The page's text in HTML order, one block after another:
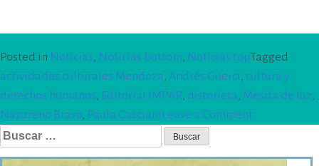
Posted in Noticias, Noticias bottom, Noticias topTagged
actividades culturales Mendoza, Andrés Guerci, cultura y
derechos humanos, Editorial IMPAR, historieta, Mesita de luz,
Nazareno Bravo, Paula Casciani Leave a Commenton
Buscar: